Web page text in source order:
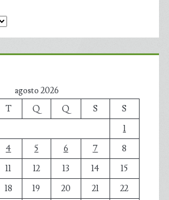
agosto 2026
T Q Q S
S
1
4 5 6 7
8
11 12 13 14
15
18 19 20 21
22